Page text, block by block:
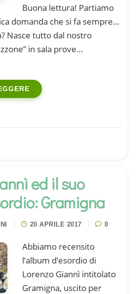
Buona lettura! Partiamo
domanda che si fa sempre…
Nasce tutto dal nostro
in sala prove…
ed il suo
Gramigna
20 APRILE 2017
0
Abbiamo recensito
l’album d’esordio di
Lorenzo Giannì intitolato
Gramigna, uscito per